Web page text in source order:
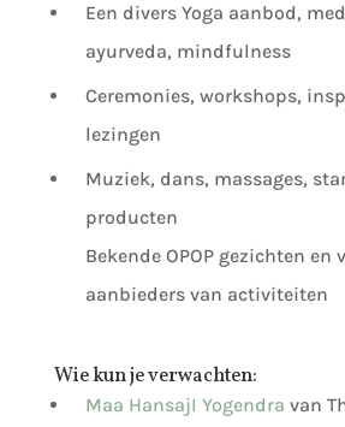
Een divers Yoga aanbod,
ayurveda, mindfulness
Ceremonies, workshops,
lezingen
Muziek, dans, massages,
producten
Bekende OPOP gezichten en
aanbieders van activiteiten
Wie kun je verwachten:
Maa HansajI Yogendra van